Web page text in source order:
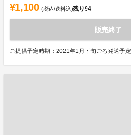
¥1,100 (税込/送料込)残り94
販売終了
ご提供予定時期：2021年1月下旬ごろ発送予定